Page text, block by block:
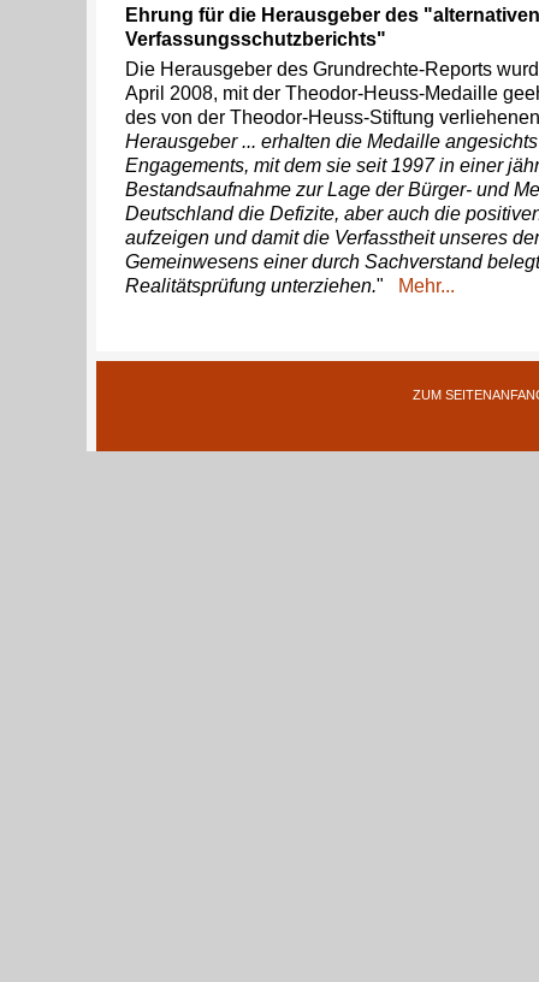
Ehrung für die Herausgeber des "alternativen
Verfassungsschutzberichts"
Die Herausgeber des Grundrechte-Reports
April 2008, mit der Theodor-Heuss-Medaille
des von der Theodor-Heuss-Stiftung
Herausgeber ... erhalten die Medaille
Engagements, mit dem sie seit 1997 in einer
Bestandsaufnahme zur Lage der Bürger- und
Deutschland die Defizite, aber auch die
aufzeigen und damit die Verfasstheit unseres
Gemeinwesens einer durch Sachverstand
Realitätsprüfung unterziehen." Mehr...
ZUM